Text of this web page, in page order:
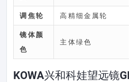
调焦轮 高精细金属轮
镜体颜
色
主体绿色
KOWA兴和科娃望远镜